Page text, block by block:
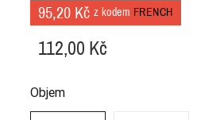
95,20 Kč z kodem FRENCH
112,00 Kč
Objem